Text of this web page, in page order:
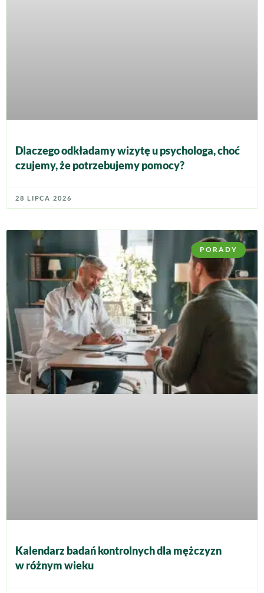
Dlaczego odkładamy wizytę u psychologa, choć
czujemy, że potrzebujemy pomocy?
28 LIPCA 2026
PORADY
Kalendarz badań kontrolnych dla mężczyzn
w różnym wieku